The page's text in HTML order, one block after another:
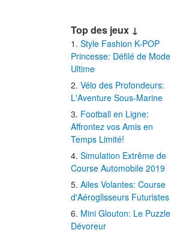
Top des jeux ↓
Style Fashion K-POP
Princesse: Défilé de Mode
Ultime
Vélo des Profondeurs:
L'Aventure Sous-Marine
Football en Ligne:
Affrontez vos Amis en
Temps Limité!
Simulation Extrême de
Course Automobile 2019
Ailes Volantes: Course
d'Aéroglisseurs Futuristes
Mini Glouton: Le Puzzle
Dévoreur